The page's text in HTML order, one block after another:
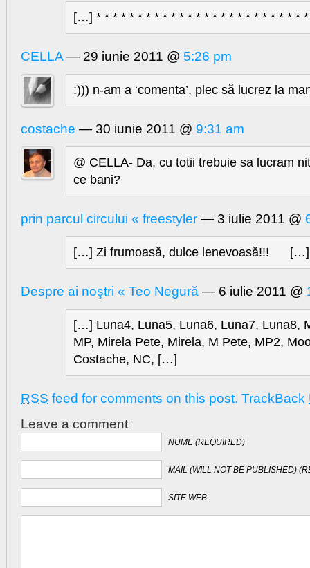
[…] * * * * * * * * * * * * * * * * * * * * * * * * *
CELLA — 29 iunie 2011 @ 5:26 pm
:))) n-am a ‘comenta’, plec să lucrez la
costache — 30 iunie 2011 @ 9:31 am
@ CELLA- Da, cu totii trebuie sa lucram
ce bani?
prin parcul circului « freestyler — 3 iulie 2011 @
[…] Zi frumoasă, dulce lenevoasă!!! […]
Despre ai noştri « Teo Negură — 6 iulie 2011 @
[…] Luna4, Luna5, Luna6, Luna7, Luna8,
MP, Mirela Pete, Mirela, M Pete, MP2,
Costache, NC, […]
RSS feed for comments on this post. TrackBack
Leave a comment
NUME (REQUIRED)
MAIL (WILL NOT BE PUBLISHED)
SITE WEB